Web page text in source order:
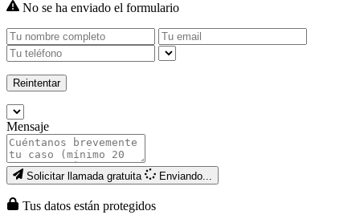
No se ha enviado el formulario
Reintentar
Mensaje
Solicitar llamada gratuita Enviando...
Tus datos están protegidos